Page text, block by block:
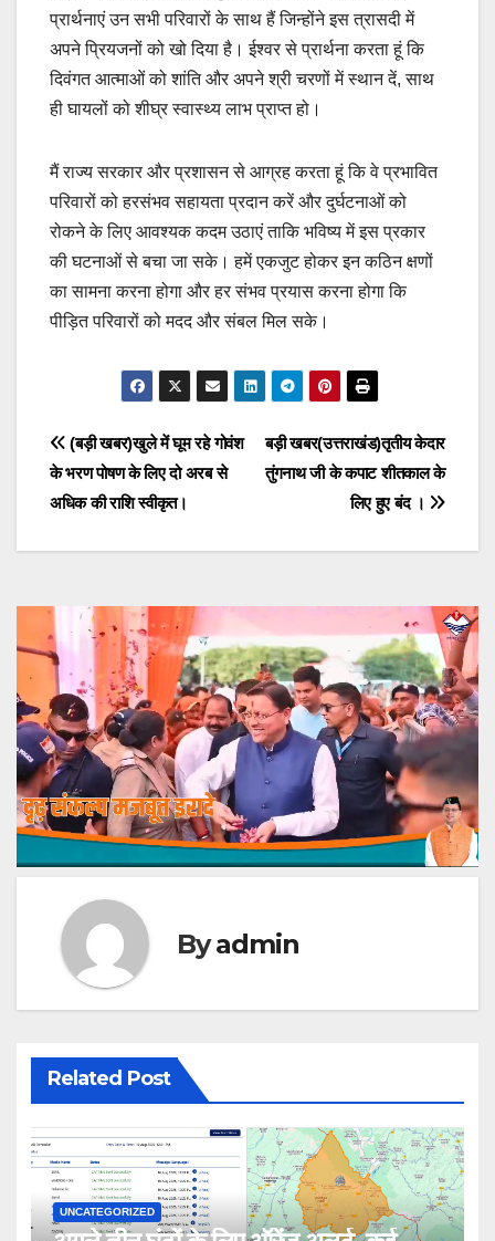
प्रार्थनाएं उन सभी परिवारों के साथ हैं जिन्होंने इस त्रासदी में
अपने प्रियजनों को खो दिया है। ईश्वर से प्रार्थना करता हूं कि
दिवंगत आत्माओं को शांति और अपने श्री चरणों में स्थान दें, साथ
ही घायलों को शीघ्र स्वास्थ्य लाभ प्राप्त हो।
मैं राज्य सरकार और प्रशासन से आग्रह करता हूं कि वे प्रभावित
परिवारों को हरसंभव सहायता प्रदान करें और दुर्घटनाओं को
रोकने के लिए आवश्यक कदम उठाएं ताकि भविष्य में इस प्रकार
की घटनाओं से बचा जा सके। हमें एकजुट होकर इन कठिन क्षणों
का सामना करना होगा और हर संभव प्रयास करना होगा कि
पीड़ित परिवारों को मदद और संबल मिल सके।
Post
navigation
बड़ी खबर(उत्तराखंड)तृतीय केदार
तुंगनाथ जी के कपाट शीतकाल के
लिए हुए बंद ।
(बड़ी खबर)खुले में घूम रहे गोवंश
के भरण पोषण के लिए दो अरब से
अधिक की राशि स्वीकृत।
Byadmin
Related Post
UNCATEGORIZED